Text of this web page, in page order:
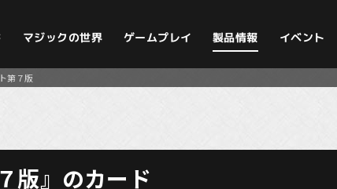
マジックの世界 ゲームプレイ 製品情報 イベント
第７版
版』のカード